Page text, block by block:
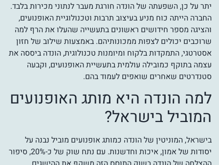
יתר על כן, השפעתה של הונדה חורגת מעבר לנתוני מכירות בלבד.
החברה הייתה כוח מניע בעיצוב תרבות וטכנולוגיית האופנועים,
והציגה מספר חידושים ראשונים בתעשייה שהעלו את הרף למה
שרוכבים יכולים לצפות ממכונותיהם. באמצעות שילוב של חזון
אסטרטגי, התמקדות בלקוח ומיומנות טכנולוגית, הונדה ביססה את
עצמה בתוקף כמובילה עולמית בתעשיית האופנועים, וקבעה
סטנדרטים שאחרים שואפים לעמוד בהם.
למה הונדה היא מותג האופנועים
המוביל בישראל?
בישראל, המוניטין של הונדה כמותג אופנועים מוביל נבנה על
יסודות של אמון, איכות וחדשנות. עם נתח שוק של כ-20%, סיפור